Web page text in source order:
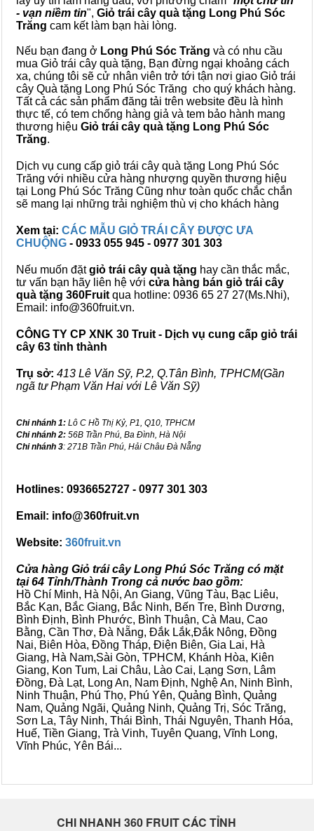
- vạn niềm tin", Giỏ trái cây quà tặng Long Phú Sóc
Trăng cam kết làm bạn hài lòng.
Nếu bạn đang ở Long Phú Sóc Trăng và có nhu cầu
mua Giỏ trái cây quà tặng, Bạn đừng ngại khoảng cách
xa, chúng tôi sẽ cử nhân viên trở tới tận nơi giao Giỏ trái
cây Quà tặng Long Phú Sóc Trăng cho quý khách hàng.
Tất cả các sản phẩm đăng tải trên website đều là hình
thực tế, có tem chống hàng giả và tem bảo hành mang
thương hiệu Giỏ trái cây quà tặng Long Phú Sóc
Trăng.
Dịch vụ cung cấp giỏ trái cây quà tặng Long Phú Sóc
Trăng với nhiều cửa hàng nhượng quyền thương hiệu
tại Long Phú Sóc Trăng Cũng như toàn quốc chắc chắn
sẽ mang lại những trải nghiệm thù vị cho khách hàng
Xem tại: CÁC MẪU GIỎ TRÁI CÂY ĐƯỢC ƯA
CHUỘNG - 0933 055 945 - 0977 301 303
Nếu muốn đặtgiỏ trái cây quà tặng hay cần thắc mắc,
tư vấn bạn hãy liên hệ với cửa hàng bán giỏ trái cây
quà tặng 360Fruit qua hotline: 0936 65 27 27(Ms.Nhi),
Email: info@360fruit.vn.
CÔNG TY CP XNK 30 Truit - Dịch vụ cung cấp giỏ trái
cây 63 tỉnh thành
Trụ sở: 413 Lê Văn Sỹ, P.2, Q.Tân Bình, TPHCM(Gần
ngã tư Phạm Văn Hai với Lê Văn Sỹ)
Chi nhánh 1: Lô C Hồ Thị Kỷ, P1, Q10, TPHCM
Chi nhánh 2: 56B Trần Phú, Ba Đình, Hà Nội
Chi nhánh 3: 271B Trần Phú, Hải Châu Đà Nẵng
Hotlines: 0936652727 - 0977 301 303
Email: info@360fruit.vn
Website: 360fruit.vn
Cửa hàng Giỏ trái cây Long Phú Sóc Trăng có mặt
tại 64 Tỉnh/Thành Trong cả nước bao gồm:
Hồ Chí Minh, Hà Nội, An Giang, Vũng Tàu, Bạc Liêu,
Bắc Kạn, Bắc Giang, Bắc Ninh, Bến Tre, Bình Dương,
Bình Định, Bình Phước, Bình Thuận, Cà Mau, Cao
Bằng, Cần Thơ, Đà Nẵng, Đắk Lắk,Đắk Nông, Đồng
Nai, Biên Hòa, Đồng Tháp, Điện Biên, Gia Lai, Hà
Giang, Hà Nam,Sài Gòn, TPHCM, Khánh Hòa, Kiên
Giang, Kon Tum, Lai Châu, Lào Cai, Lạng Sơn, Lâm
Đồng, Đà Lạt, Long An, Nam Định, Nghệ An, Ninh Bình,
Ninh Thuận, Phú Thọ, Phú Yên, Quảng Bình, Quảng
Nam, Quảng Ngãi, Quảng Ninh, Quảng Trị, Sóc Trăng,
Sơn La, Tây Ninh, Thái Bình, Thái Nguyên, Thanh Hóa,
Huế, Tiền Giang, Trà Vinh, Tuyên Quang, Vĩnh Long,
Vĩnh Phúc, Yên Bái...
CHI NHANH 360 FRUIT CÁC TỈNH